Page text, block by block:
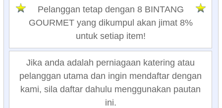
Pelanggan tetap dengan 8 BINTANG
GOURMET yang dikumpul akan jimat 8%
untuk setiap item!
Jika anda adalah perniagaan katering atau
pelanggan utama dan ingin mendaftar dengan
kami, sila daftar dahulu menggunakan pautan
ini.